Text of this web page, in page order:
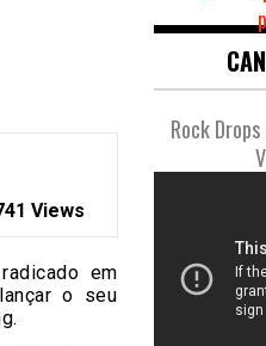
Views
em
o seu
Rock